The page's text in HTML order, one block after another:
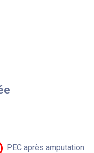
PEC après amputation